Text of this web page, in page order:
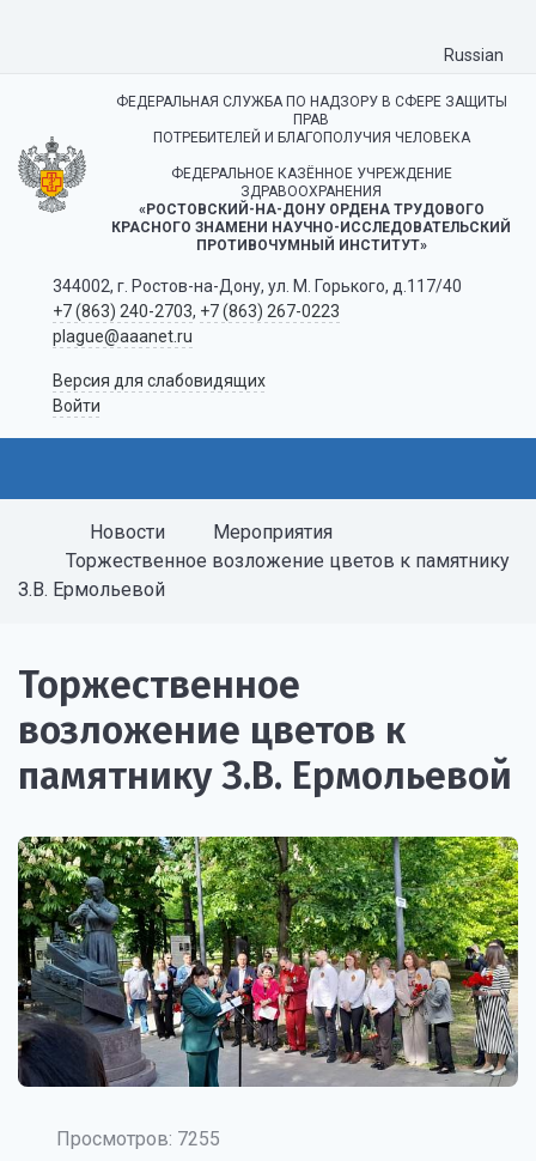
Russian
ФЕДЕРАЛЬНАЯ СЛУЖБА ПО НАДЗОРУ В СФЕРЕ ЗАЩИТЫ
ПРАВ
ПОТРЕБИТЕЛЕЙ И БЛАГОПОЛУЧИЯ ЧЕЛОВЕКА
ФЕДЕРАЛЬНОЕ КАЗЁННОЕ УЧРЕЖДЕНИЕ
ЗДРАВООХРАНЕНИЯ
«РОСТОВСКИЙ-НА-ДОНУ ОРДЕНА ТРУДОВОГО
КРАСНОГО ЗНАМЕНИ НАУЧНО-ИССЛЕДОВАТЕЛЬСКИЙ
ПРОТИВОЧУМНЫЙ ИНСТИТУТ»
344002, г. Ростов-на-Дону, ул. М. Горького, д.117/40
+7 (863) 240-2703, +7 (863) 267-0223
plague@aaanet.ru
Версия для слабовидящих
Войти
Новости
Мероприятия
Торжественное возложение цветов к памятнику
З.В. Ермольевой
Торжественное
возложение цветов к
памятнику З.В. Ермольевой
Просмотров: 7255